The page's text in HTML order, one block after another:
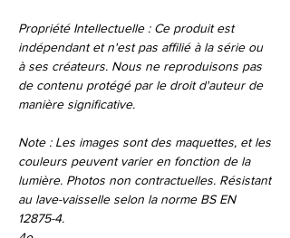
Propriété Intellectuelle : Ce produit est
indépendant et n'est pas affilié à la série ou
à ses créateurs. Nous ne reproduisons pas
de contenu protégé par le droit d'auteur de
manière significative.
Note : Les images sont des maquettes, et les
couleurs peuvent varier en fonction de la
lumière. Photos non contractuelles. Résistant
au lave-vaisselle selon la norme BS EN
12875-4.